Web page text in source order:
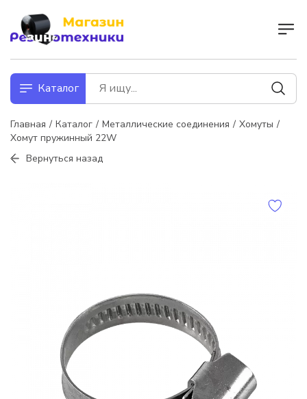
Каталог
Главная Каталог Металлические соединения
Хомуты
Хомут пружинный 22W
Вернуться назад